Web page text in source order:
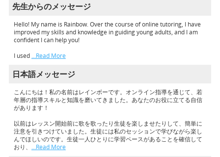
先生からのメッセージ
Hello! My name is Rainbow. Over the course of online tutoring, I have
improved my skills and knowledge in guiding young adults, and I am
confident I can help you!
I used …Read More
日本語メッセージ
こんにちは！私の名前はレインボーです。オンライン指導を通じて、若
年層の指導スキルと知識を磨いてきました。あなたのお役に立てる自信
があります！
以前はレッスン開始前に歌を歌ったり生徒を楽しませたりして、簡単に
注意を引きつけていました。生徒には私のセッションで学びながら楽し
んでほしいのです。生徒一人ひとりに学習ペースがあることを確信して
おり、 …Read More